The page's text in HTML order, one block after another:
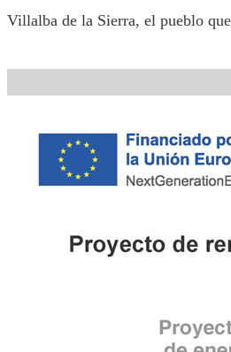
Villalba de la Sierra, el pueblo